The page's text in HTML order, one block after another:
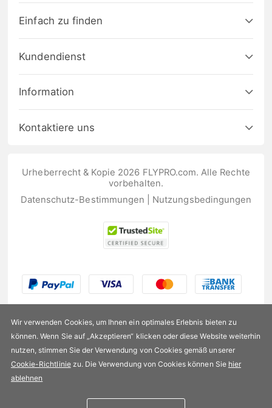
US$211,99
Einfach zu finden
Kundendienst
Information
Kontaktiere uns
Urheberrecht & Kopie 2026 FLYPRO.com. Alle Rechte
vorbehalten.
Datenschutz-Bestimmungen
Nutzungsbedingungen
Wir verwenden Cookies, um Ihnen ein optimales Erlebnis bieten zu
können. Wenn Sie auf „Akzeptieren“ klicken oder diese Website weiterhin
nutzen, stimmen Sie der Verwendung von Cookies gemäß unserer
Cookie-Richtliniezu. Die Verwendung von Cookies können Sie hier
ablehnen